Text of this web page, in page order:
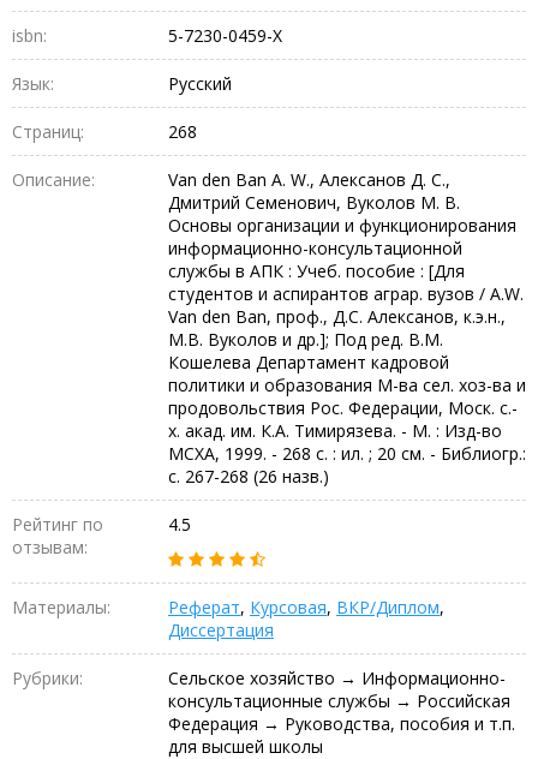
isbn: 5-7230-0459-X
Язык: Русский
Страниц: 268
Описание:
Van den Ban A. W., Алексанов Д. С.,
Дмитрий Семенович, Вуколов М. В.
Основы организации и функционирования
информационно-консультационной
службы в АПК : Учеб. пособие : [Для
студентов и аспирантов аграр. вузов / A.W.
Van den Ban, проф., Д.С. Алексанов, к.э.н.,
М.В. Вуколов и др.]; Под ред. В.М.
Кошелева Департамент кадровой
политики и образования М-ва сел. хоз-ва и
продовольствия Рос. Федерации, Моск. с.-
х. акад. им. К.А. Тимирязева. - М. : Изд-во
МСХА, 1999. - 268 с. : ил. ; 20 см. - Библиогр.:
с. 267-268 (26 назв.)
Рейтинг по
отзывам:
4.5
Материалы: Реферат, Курсовая, ВКР/Диплом,
Диссертация
Рубрики:
Сельское хозяйство → Информационно-
консультационные службы → Российская
Федерация → Руководства, пособия и т.п.
для высшей школы